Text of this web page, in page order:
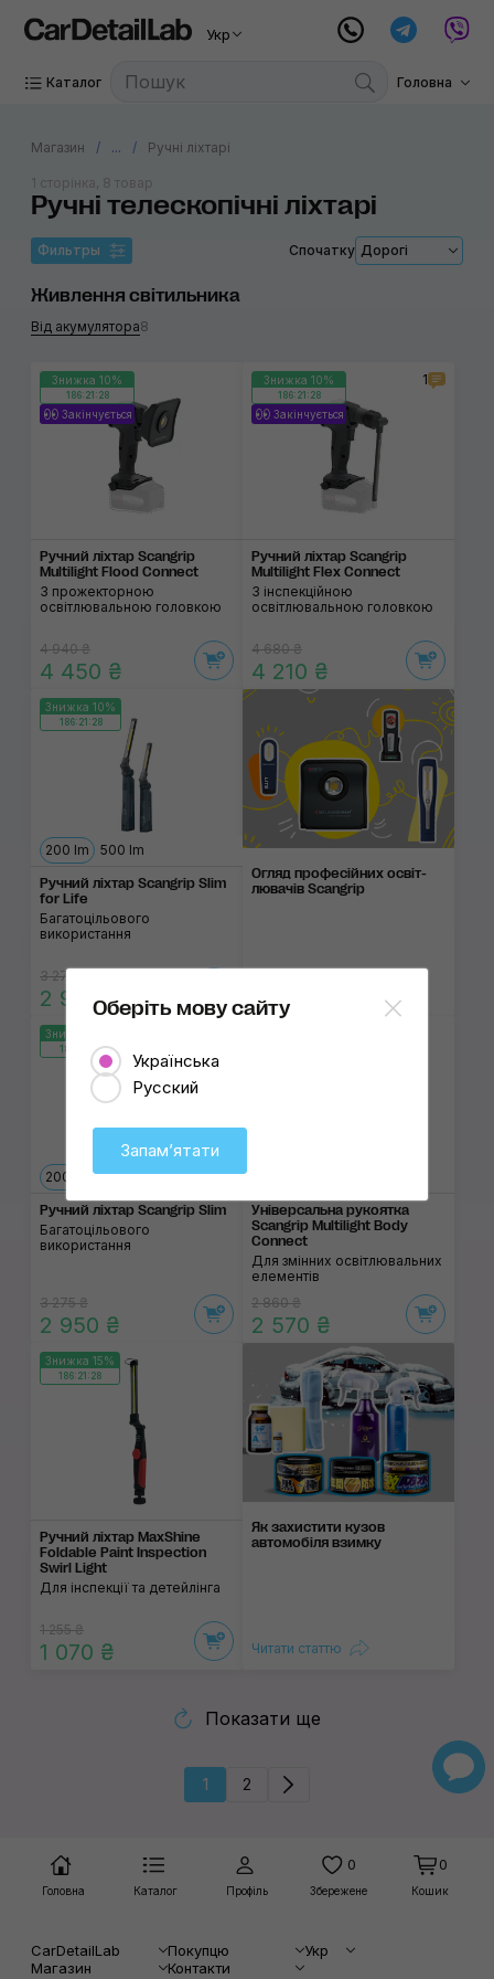
Укр
Каталог Головна
Магазин ... Ручні ліхтарі
Ручні телескопічні ліхтарі
1 сторінка, 8 товар
Фильтры Спочатку Дорогі
Живлення світильника
Від акумулятора8
Знижка 10%
186:21:28
Закінчується
Ручний ліхтар Scangrip
Multilight Flood Connect
З прожекторною
освітлювальною головкою
4 940 ₴
4 450 ₴
Знижка 10%
186:21:28
Закінчується
1
Ручний ліхтар Scangrip
Multilight Flex Connect
З інспекційною
освітлювальною головкою
4 680 ₴
4 210 ₴
Знижка 10%
186:21:28
200 lm 500 lm
Ручний ліхтар Scangrip Slim
for Life
Багатоцільового
використання
3 275 ₴
2 950 ₴
Огляд професій­них освіт­
люва­чів Scangrip
Знижка 10%
186:21:28
200 lm 500 lm
Ручний ліхтар Scangrip Slim
Багатоцільового
використання
3 275 ₴
2 950 ₴
Універсальна рукоятка
Scangrip Multilight Body
Connect
Для змінних освітлювальних
елементів
2 860 ₴
2 570 ₴
Знижка 15%
186:21:28
Ручний ліхтар MaxShine
Foldable Paint Inspection
Swirl Light
Для інспекції та детейлінга
1 255 ₴
1 070 ₴
Як захистити кузов
автомобіля взимку
Читати статтю
Показати ще
1 2
Головна Каталог Профіль
0
Збережене
0
Кошик
CarDetailLab Покупцю
Укр
Магазин
Контакти
Оберіть мову сайту
Українська
Русский
Запамʼятати